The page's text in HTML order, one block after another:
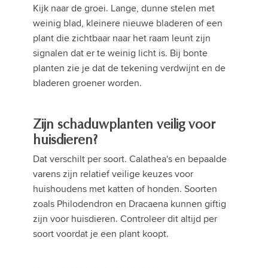
Kijk naar de groei. Lange, dunne stelen met
weinig blad, kleinere nieuwe bladeren of een
plant die zichtbaar naar het raam leunt zijn
signalen dat er te weinig licht is. Bij bonte
planten zie je dat de tekening verdwijnt en de
bladeren groener worden.
Zijn schaduwplanten veilig voor
huisdieren?
Dat verschilt per soort. Calathea's en bepaalde
varens zijn relatief veilige keuzes voor
huishoudens met katten of honden. Soorten
zoals Philodendron en Dracaena kunnen giftig
zijn voor huisdieren. Controleer dit altijd per
soort voordat je een plant koopt.